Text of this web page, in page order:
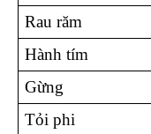
Rau răm
Hành tím
Gừng
Tỏi phi